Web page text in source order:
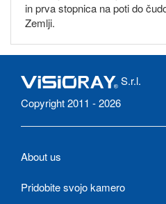
in prva stopnica na poti do
Zemlji.
S.r.l.
Copyright 2011 - 2026
About us
Pridobite svojo kamero